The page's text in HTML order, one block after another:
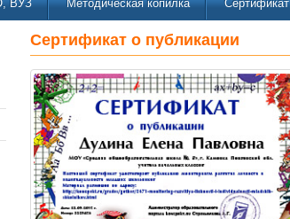
ВУЗ Методическая копилка Сертификат
Сертификат о публикации